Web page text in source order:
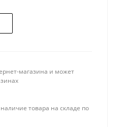
магазина и может
товара на складе по